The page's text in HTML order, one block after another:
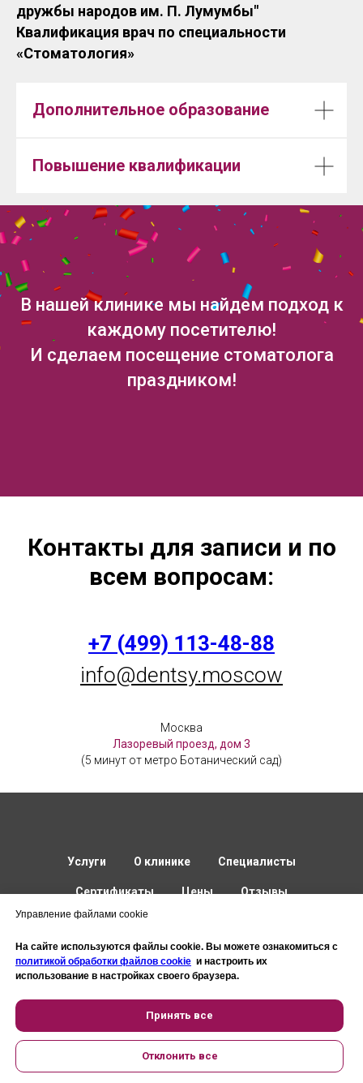
дружбы народов им. П. Лумумбы"
Квалификация врач по специальности
«Стоматология»
Дополнительное образование
Повышение квалификации
В нашей клинике мы найдем подход к
каждому посетителю!
И сделаем посещение стоматолога
праздником!
Контакты для записи и по
всем вопросам:
+7 (499) 113-48-88
info@dentsy.moscow
Москва
Лазоревый проезд, дом 3
(5 минут от метро Ботанический сад)
Услуги О клинике Специалисты
Сертификаты Цены Отзывы
Контакты
Политика в отношении персональных данных
© Все права защищены.
Управление файлами cookie
На сайте используются файлы cookie. Вы можете ознакомиться с
политикой обработки файлов cookie и настроить их
использование в настройках своего браузера.
Принять все
Отклонить все